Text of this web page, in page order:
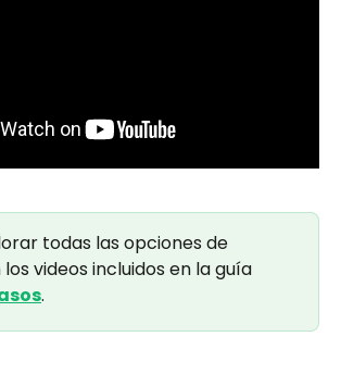
todas las opciones de
videos incluidos en la guía
.